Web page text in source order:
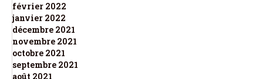
février 2022
janvier 2022
décembre 2021
novembre 2021
octobre 2021
septembre 2021
août 2021